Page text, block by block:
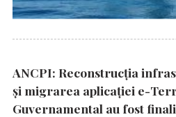
ANCPI: Reconstrucția
și migrarea aplicației e-
Guvernamental au fost